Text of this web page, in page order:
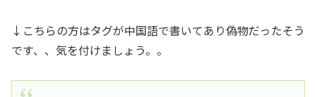
↓こちらの方はタグが中国語で書いてあり偽物だったそう
です、、気を付けましょう。。